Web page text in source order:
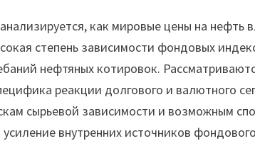
как мировые цены на нефть
степень зависимости фондовых
нефтяных котировок.
реакции долгового и валютного
сырьевой зависимости и возможным
внутренних источников